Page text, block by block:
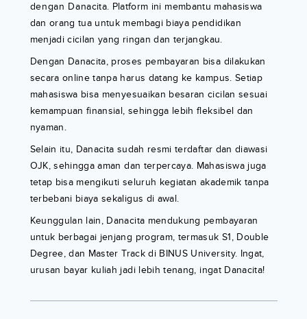
dengan Danacita. Platform ini membantu mahasiswa
dan orang tua untuk membagi biaya pendidikan
menjadi cicilan yang ringan dan terjangkau.
Dengan Danacita, proses pembayaran bisa dilakukan
secara online tanpa harus datang ke kampus. Setiap
mahasiswa bisa menyesuaikan besaran cicilan sesuai
kemampuan finansial, sehingga lebih fleksibel dan
nyaman.
Selain itu, Danacita sudah resmi terdaftar dan diawasi
OJK, sehingga aman dan terpercaya. Mahasiswa juga
tetap bisa mengikuti seluruh kegiatan akademik tanpa
terbebani biaya sekaligus di awal.
Keunggulan lain, Danacita mendukung pembayaran
untuk berbagai jenjang program, termasuk S1, Double
Degree, dan Master Track di BINUS University. Ingat,
urusan bayar kuliah jadi lebih tenang, ingat Danacita!